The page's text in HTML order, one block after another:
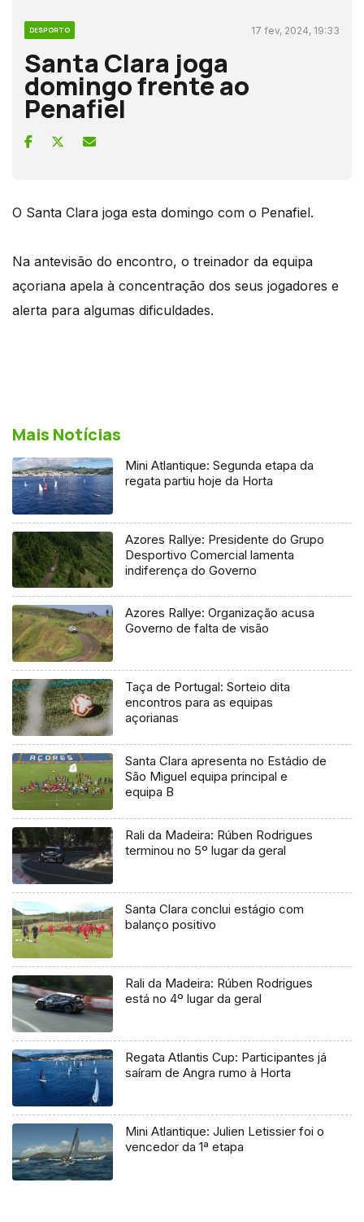
DESPORTO 17 fev, 2024, 19:33
Santa Clara joga
domingo frente ao
Penafiel
O Santa Clara joga esta domingo com o Penafiel.
Na antevisão do encontro, o treinador da equipa
açoriana apela à concentração dos seus jogadores e
alerta para algumas dificuldades.
Mais Notícias
Mini Atlantique: Segunda etapa da
regata partiu hoje da Horta
Azores Rallye: Presidente do Grupo
Desportivo Comercial lamenta
indiferença do Governo
Azores Rallye: Organização acusa
Governo de falta de visão
Taça de Portugal: Sorteio dita
encontros para as equipas
açorianas
Santa Clara apresenta no Estádio de
São Miguel equipa principal e
equipa B
Rali da Madeira: Rúben Rodrigues
terminou no 5º lugar da geral
Santa Clara conclui estágio com
balanço positivo
Rali da Madeira: Rúben Rodrigues
está no 4º lugar da geral
Regata Atlantis Cup: Participantes já
saíram de Angra rumo à Horta
Mini Atlantique: Julien Letissier foi o
vencedor da 1ª etapa